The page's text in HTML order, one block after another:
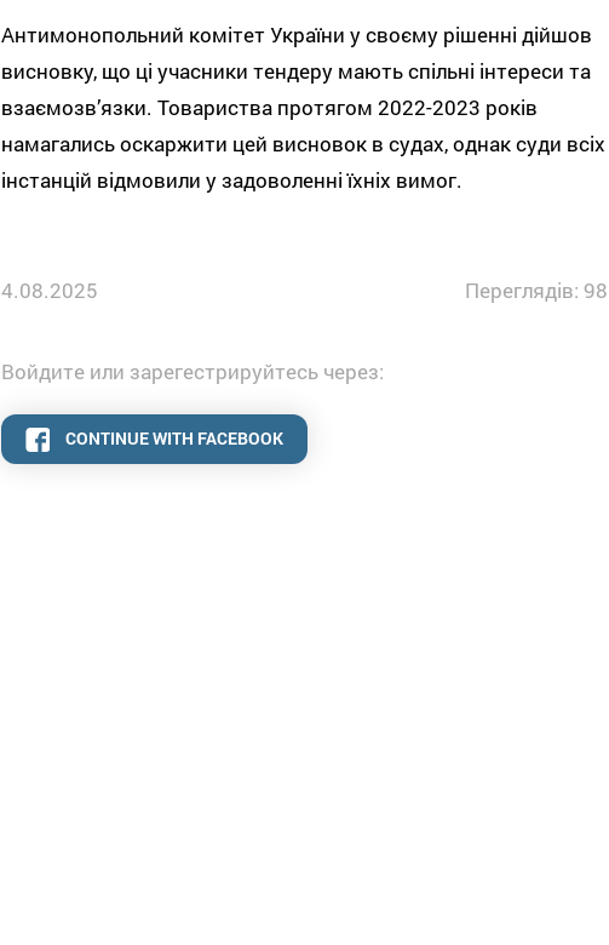
Антимонопольний комітет України у своєму рішенні дійшов
висновку, що ці учасники тендеру мають спільні інтереси та
взаємозв’язки. Товариства протягом 2022-2023 років
намагались оскаржити цей висновок в судах, однак суди всіх
інстанцій відмовили у задоволенні їхніх вимог.
4.08.2025 Переглядів:
Войдите или зарегестрируйтесь через:
CONTINUE WITH FACEBOOK